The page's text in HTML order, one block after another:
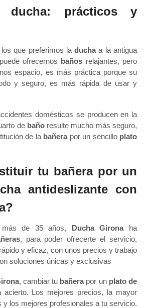
ducha: prácticos y
que preferimos laduchaa la antigua
ofrecernos baños relajantes, pero
espacio, es más práctica porque su
y seguro, es más rápida de usar y
domésticos se producen en la
de bañoresulte mucho más seguro,
de la bañera por un sencillo plato
tu bañera por un
antideslizante con
más de 35 años, Ducha Gironaha
, para poder ofrecerte el servicio,
y eficaz, con unos precios y trabajo
soluciones únicas y exclusivas
, cambiar tu bañerapor un plato de
Los mejores precios, la mayor
y los mejores profesionales a tu servicio.